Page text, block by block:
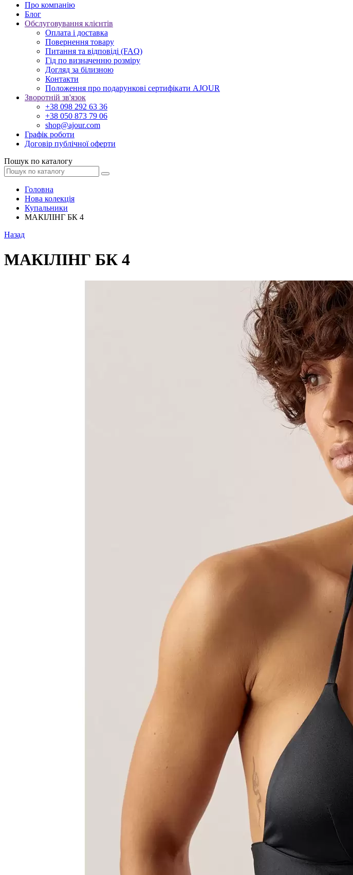
Про компанію
Блог
Обслуговування клієнтів
Оплата і доставка
Повернення товару
Питання та відповіді (FAQ)
Гід по визначенню розміру
Догляд за білизною
Контакти
Положення про подарункові сертифікати AJOUR
Зворотній зв'язок
+38 098 292 63 36
+38 050 873 79 06
shop@ajour.com
Графік роботи
Договір публічної оферти
Пошук по каталогу
Головна
Нова колекція
Купальники
МАКІЛІНГ БК 4
Назад
МАКІЛІНГ БК 4